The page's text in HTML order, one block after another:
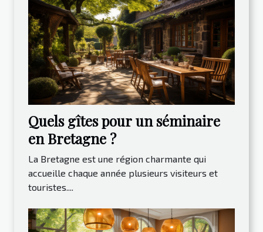
Quels gîtes pour un séminaire
en Bretagne ?
La Bretagne est une région charmante qui
accueille chaque année plusieurs visiteurs et
touristes....